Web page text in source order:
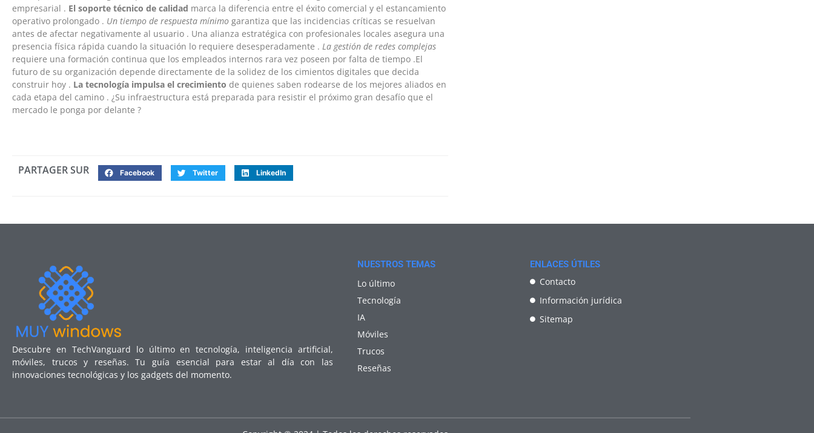
empresarial . El soporte técnico de calidad marca la diferencia entre el éxito comercial y el estancamiento
operativo prolongado . Un tiempo de respuesta mínimo garantiza que las incidencias críticas se resuelvan
antes de afectar negativamente al usuario . Una alianza estratégica con profesionales locales asegura una
presencia física rápida cuando la situación lo requiere desesperadamente . La gestión de redes complejas
requiere una formación continua que los empleados internos rara vez poseen por falta de tiempo .El
futuro de su organización depende directamente de la solidez de los cimientos digitales que decida
construir hoy . La tecnología impulsa el crecimiento de quienes saben rodearse de los mejores aliados en
cada etapa del camino . ¿Su infraestructura está preparada para resistir el próximo gran desafío que el
mercado le ponga por delante ?
PARTAGER SUR Facebook Twitter LinkedIn
Descubre en TechVanguard lo último en tecnología, inteligencia artificial,
móviles, trucos y reseñas. Tu guía esencial para estar al día con las
innovaciones tecnológicas y los gadgets del momento.
NUESTROS TEMAS
Lo último
Tecnología
IA
Móviles
Trucos
Reseñas
ENLACES ÚTILES
Contacto
Información jurídica
Sitemap